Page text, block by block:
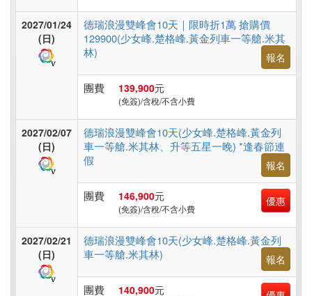
南
亞
台
2027/01/24
(日)
德瑞浪漫雙峰會10天｜限時折1萬 搶購價
129900(少女峰.楚格峰.黃金列車一等艙.米其
林)
報名
團費 139,900元
(免簽)/含稅/不含小費
2027/02/07
(日)
德瑞浪漫雙峰會10天(少女峰.楚格峰.黃金列
車一等艙.米其林、升等五星一晚) *逢春節連
假
報名
團費 146,900元
(免簽)/含稅/不含小費
優惠
2027/02/21
(日)
德瑞浪漫雙峰會10天(少女峰.楚格峰.黃金列
車一等艙.米其林)
報名
團費 140,900元